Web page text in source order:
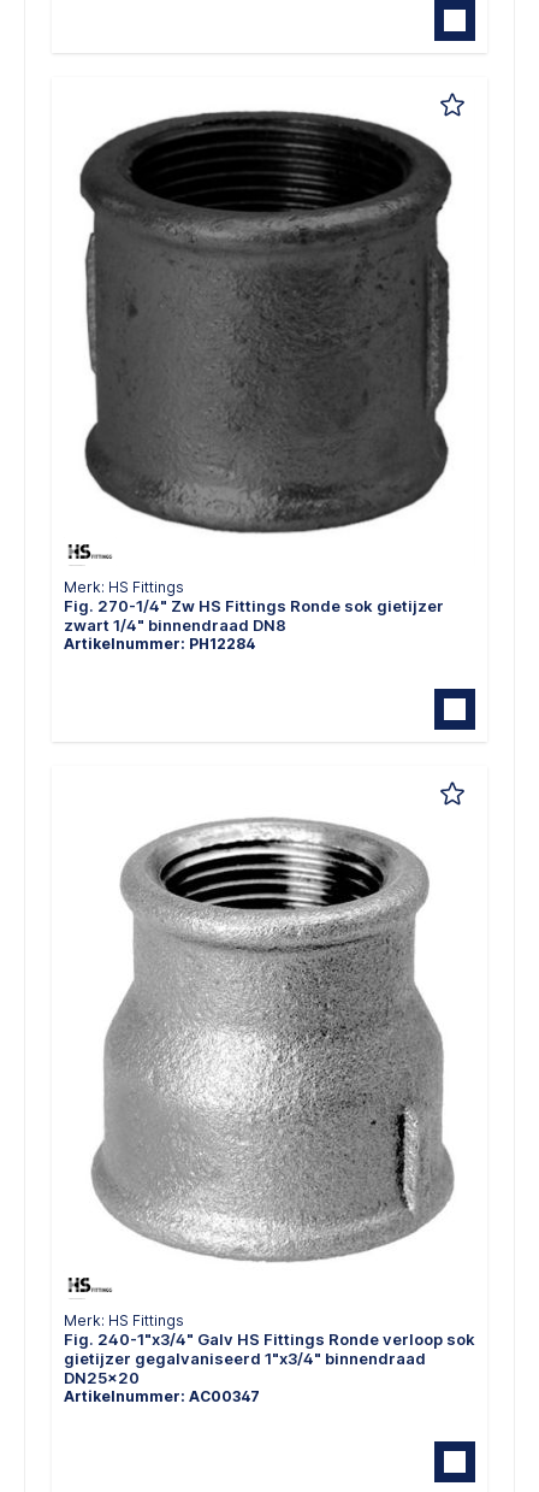
Merk: HS Fittings
Fig. 270-1/4" Zw HS Fittings Ronde sok gietijzer
zwart 1/4" binnendraad DN8
Artikelnummer: PH12284
Merk: HS Fittings
Fig. 240-1"x3/4" Galv HS Fittings Ronde verloop sok
gietijzer gegalvaniseerd 1"x3/4" binnendraad
DN25x20
Artikelnummer: AC00347